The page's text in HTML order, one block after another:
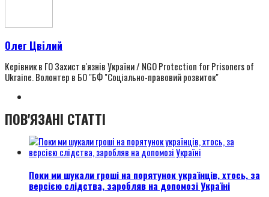
Олег Цвілий
Керівник в ГО Захист в'язнів України / NGO Protection for Prisoners of
Ukraine. Волонтер в БО "БФ "Соціально-правовий розвиток"
ПОВ'ЯЗАНІ СТАТТІ
Поки ми шукали гроші на порятунок українців, хтось, за
версією слідства, заробляв на допомозі Україні